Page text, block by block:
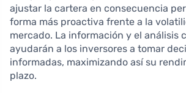
ajustar la cartera en consecuencia
forma más proactiva frente a la
mercado. La información y el análisis
ayudarán a los inversores a tomar
informadas, maximizando así su
plazo.